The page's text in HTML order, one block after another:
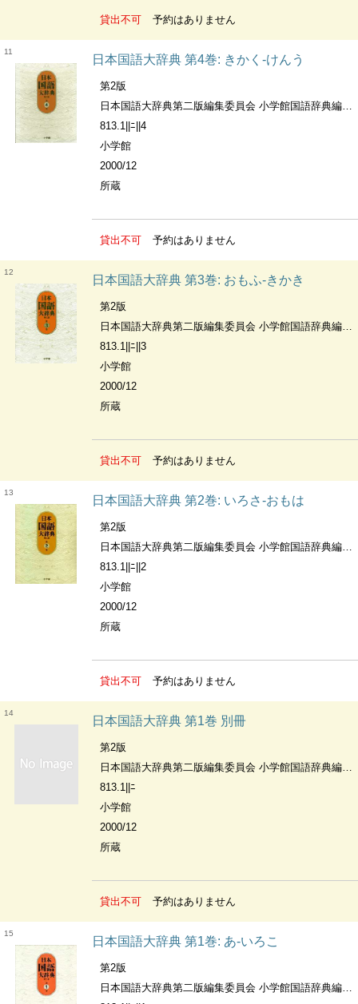
貸出不可 予約はありません
11
日本国語大辞典 第4巻: きかく-けんう
第2版
日本国語大辞典第二版編集委員会 小学館国語辞典編集部編
813.1||ﾆ||4
小学館
2000/12
所蔵
貸出不可 予約はありません
12
日本国語大辞典 第3巻: おもふ-きかき
第2版
日本国語大辞典第二版編集委員会 小学館国語辞典編集部編
813.1||ﾆ||3
小学館
2000/12
所蔵
貸出不可 予約はありません
13
日本国語大辞典 第2巻: いろさ-おもは
第2版
日本国語大辞典第二版編集委員会 小学館国語辞典編集部編
813.1||ﾆ||2
小学館
2000/12
所蔵
貸出不可 予約はありません
14
日本国語大辞典 第1巻 別冊
第2版
日本国語大辞典第二版編集委員会 小学館国語辞典編集部編
813.1||ﾆ
小学館
2000/12
所蔵
貸出不可 予約はありません
15
日本国語大辞典 第1巻: あ-いろこ
第2版
日本国語大辞典第二版編集委員会 小学館国語辞典編集部編